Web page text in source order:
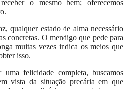
o mesmo bem; oferecemos
qualquer estado de alma necessário
concretas. O mendigo que pede para
muitas vezes indica os meios que
isso.
uma felicidade completa, buscamos
vista da situação precária em que